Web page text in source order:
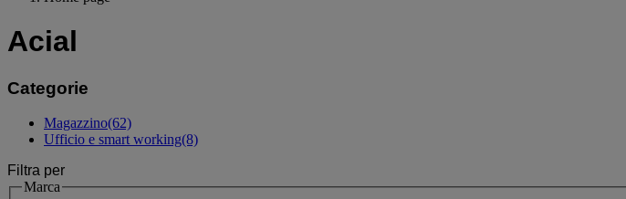
Acial
Categorie
Magazzino(62)
Ufficio e smart working(8)
Filtra per
Marca